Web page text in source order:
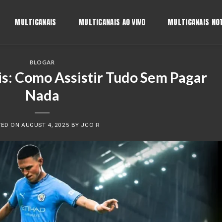
MULTICANAIS MULTICANAIS AO VIVO MULTICANAIS
BLOGAR
Como Assistir Tudo Sem Pagar
Nada
ON AUGUST 4, 2025 BY JCO R